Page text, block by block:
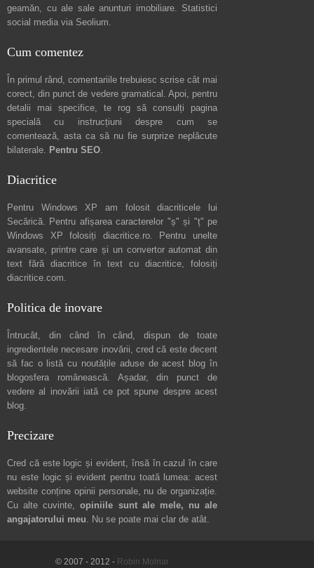
geamăn, cu ale sale anunturi imobiliare. Statistici
social media via Seolium.
Cum comentez
În primul rând, comentariile trebuiesc scrise cât mai
corect, din punct de vedere gramatical. Apoi, pentru
detalii mai specifice, te rog să consulți pagina
specială cu instrucțiuni despre cum se
comentează, asta ca să nu fie surprize neplăcute
bilaterale. Pentru SEO.
Diacritice
Pentru Windows XP am folosit diacriticele lui
Secărică. Pentru afișarea caracterelor "ș" și "ț" pe
Windows XP folosiți diacritice.ro. Pentru unelte
avansate, printre care și un convertor automat din
text fără diacritice în text cu diacritice, folosiți
diacritice.com.
Politica de inovare
Întrucât, din când în când, dispun de toate
ingredientele necesare inovării, cred că este decent
să fac o listă cu noutățile aduse de acest blog în
blogosfera românească. Așadar, din punct de
vedere al inovării iată ce pot spune despre acest
blog.
Precizare
Cred că este logic și evident, însă în cazul în care
nu este logic și evident pentru toată lumea: acest
website conține opinii personale, nu de organizație.
Cu alte cuvinte,opiniile sunt ale mele, nu ale
angajatorului meu. Nu se poate mai clar de atât.
© 2007 - 2012 - Robin Molnar